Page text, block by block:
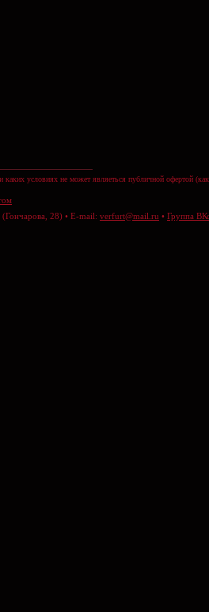
условиях не может являеться публичной офертой
28) • E-mail: verfurt@mail.ru • Группа